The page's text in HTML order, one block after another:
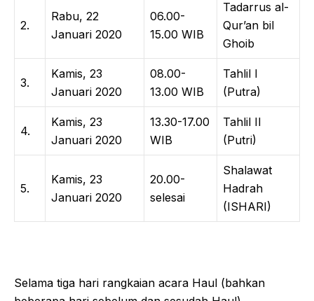
2.
Rabu, 22
Januari 2020
06.00-
15.00 WIB
Tadarrus al-
Qur’an bil
Ghoib
3.
Kamis, 23
Januari 2020
08.00-
13.00 WIB
Tahlil I
(Putra)
4.
Kamis, 23
Januari 2020
13.30-17.00
WIB
Tahlil II
(Putri)
5.
Kamis, 23
Januari 2020
20.00-
selesai
Shalawat
Hadrah
(ISHARI)
Selama tiga hari rangkaian acara Haul (bahkan